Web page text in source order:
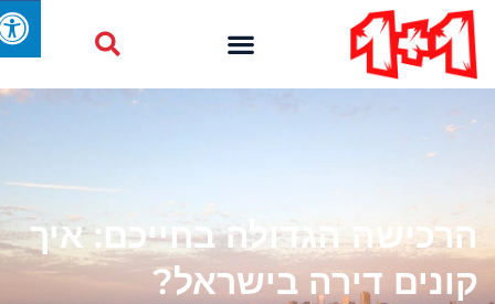
הרכישה הגדולה בחייכם: איך
קונים דירה בישראל?